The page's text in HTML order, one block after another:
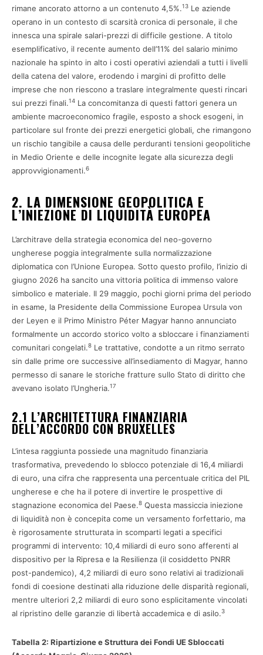
rimane ancorato attorno a un contenuto 4,5%.13 Le aziende
operano in un contesto di scarsità cronica di personale, il che
innesca una spirale salari-prezzi di difficile gestione. A titolo
esemplificativo, il recente aumento dell’11% del salario minimo
nazionale ha spinto in alto i costi operativi aziendali a tutti i livelli
della catena del valore, erodendo i margini di profitto delle
imprese che non riescono a traslare integralmente questi rincari
sui prezzi finali.14 La concomitanza di questi fattori genera un
ambiente macroeconomico fragile, esposto a shock esogeni, in
particolare sul fronte dei prezzi energetici globali, che rimangono
un rischio tangibile a causa delle perduranti tensioni geopolitiche
in Medio Oriente e delle incognite legate alla sicurezza degli
approvvigionamenti.6
2. LA DIMENSIONE GEOPOLITICA E
L’INIEZIONE DI LIQUIDITÀ EUROPEA
L’architrave della strategia economica del neo-governo
ungherese poggia integralmente sulla normalizzazione
diplomatica con l’Unione Europea. Sotto questo profilo, l’inizio di
giugno 2026 ha sancito una vittoria politica di immenso valore
simbolico e materiale. Il 29 maggio, pochi giorni prima del periodo
in esame, la Presidente della Commissione Europea Ursula von
der Leyen e il Primo Ministro Péter Magyar hanno annunciato
formalmente un accordo storico volto a sbloccare i finanziamenti
comunitari congelati.8 Le trattative, condotte a un ritmo serrato
sin dalle prime ore successive all’insediamento di Magyar, hanno
permesso di sanare le storiche fratture sullo Stato di diritto che
avevano isolato l’Ungheria.17
2.1 L’ARCHITETTURA FINANZIARIA
DELL’ACCORDO CON BRUXELLES
L’intesa raggiunta possiede una magnitudo finanziaria
trasformativa, prevedendo lo sblocco potenziale di 16,4 miliardi
di euro, una cifra che rappresenta una percentuale critica del PIL
ungherese e che ha il potere di invertire le prospettive di
stagnazione economica del Paese.8 Questa massiccia iniezione
di liquidità non è concepita come un versamento forfettario, ma
è rigorosamente strutturata in scomparti legati a specifici
programmi di intervento: 10,4 miliardi di euro sono afferenti al
dispositivo per la Ripresa e la Resilienza (il cosiddetto PNRR
post-pandemico), 4,2 miliardi di euro sono relativi ai tradizionali
fondi di coesione destinati alla riduzione delle disparità regionali,
mentre ulteriori 2,2 miliardi di euro sono esplicitamente vincolati
al ripristino delle garanzie di libertà accademica e di asilo.3
Tabella 2: Ripartizione e Struttura dei Fondi UE Sbloccati